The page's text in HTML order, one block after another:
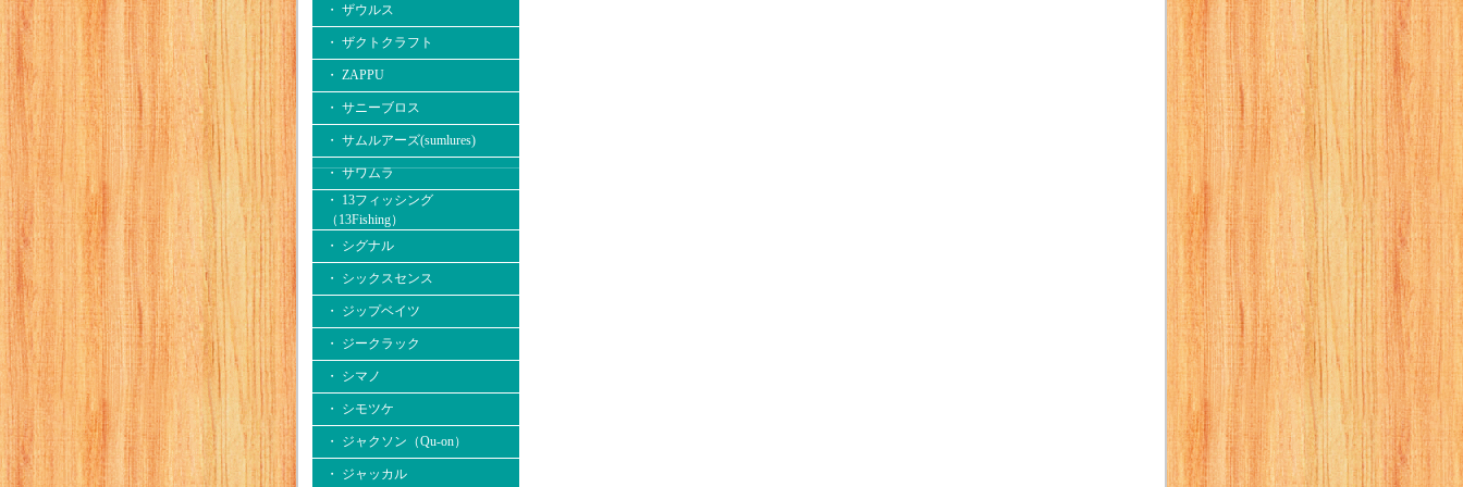
・ ザウルス
・ ザクトクラフト
・ ZAPPU
・ サニーブロス
・ サムルアーズ(sumlures)
・ サワムラ
・ 13フィッシング
（13Fishing）
・ シグナル
・ シックスセンス
・ ジップベイツ
・ ジークラック
・ シマノ
・ シモツケ
・ ジャクソン（Qu-on）
・ ジャッカル